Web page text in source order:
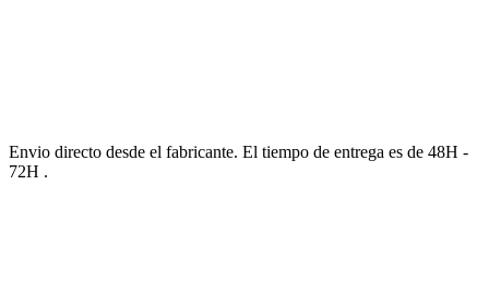
Envio directo desde el fabricante. El tiempo de entrega es de 48H -
72H .